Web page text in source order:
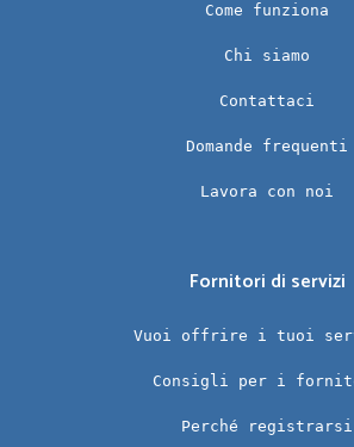
Come funziona
Chi siamo
Contattaci
Domande frequenti
Lavora con noi
Fornitori di servizi
Vuoi offrire i tuoi
Consigli per i
Perché registrarsi